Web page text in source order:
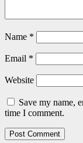
Name *
Email *
Website
Save my name,
time I comment.